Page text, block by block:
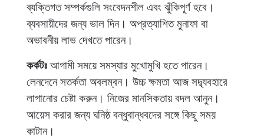
ব্যক্তিগত সম্পর্কগুলি সংবেদনশীল এবং ঝুঁকিপূর্ণ হবে।
ব্যবসায়ীদের জন্য ভাল দিন। অপ্রত্যাশিত মুনাফা বা
অভাবনীয় লাভ দেখতে পারেন।
কর্কটঃ আগামী সময়ে সমস্যার মুখোমুখি হতে পারেন।
লেনদেনে সতর্কতা অবলম্বন। উচ্চ ক্ষমতা আজ সদ্ব্যবহারে
লাগানোর চেষ্টা করুন। নিজের মানসিকতায় বদল আনুন।
আয়েস করার জন্য ঘনিষ্ঠ বন্ধুবান্ধবদের সঙ্গে কিছু সময়
কাটান।